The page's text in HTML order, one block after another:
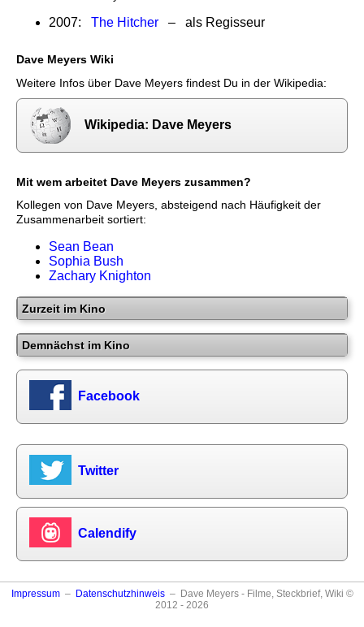
2007: The Hitcher – als Regisseur
Dave Meyers Wiki
Weitere Infos über Dave Meyers findest Du in der Wikipedia:
Wikipedia: Dave Meyers
Mit wem arbeitet Dave Meyers zusammen?
Kollegen von Dave Meyers, absteigend nach Häufigkeit der
Zusammenarbeit sortiert:
Sean Bean
Sophia Bush
Zachary Knighton
Zurzeit im Kino
Demnächst im Kino
Facebook
Twitter
Calendify
Impressum– Datenschutzhinweis– Dave Meyers - Filme, Steckbrief, Wiki ©
2012 - 2026